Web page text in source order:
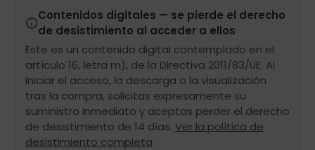
Contenidos digitales — se pierde el derecho
de desistimiento al acceder a ellos
Este es un contenido digital contemplado en el
artículo 16, letra m), de la Directiva 2011/83/UE. Al
iniciar el acceso, la descarga o la visualización
tras la compra, solicitas expresamente su
suministro inmediato y aceptas perder el derecho
de desistimiento de 14 días. Ver la política de
desistimiento completa